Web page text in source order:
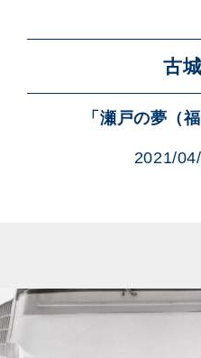
古
「瀬戸の夢（
2021/
展示のお申し込み